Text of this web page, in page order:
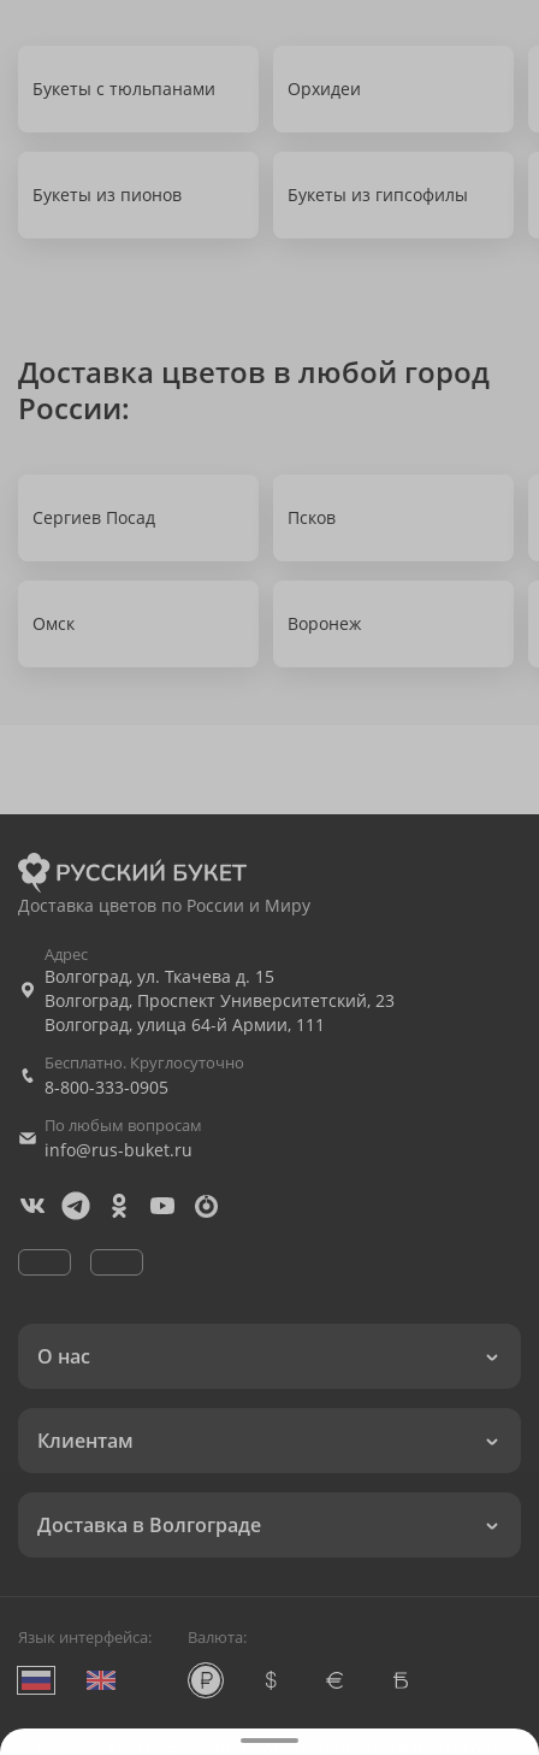
Букеты с тюльпанами Орхидеи
Букеты из пионов Букеты из гипсофилы
Доставка цветов в любой город
России:
Сергиев Посад Псков
Омск Воронеж
Доставка цветов по России и Миру
Адрес
Волгоград, ул. Ткачева д. 15
Волгоград, Проспект Университетский, 23
Волгоград, улица 64-й Армии, 111
Бесплатно. Круглосуточно
8-800-333-0905
По любым вопросам
info@rus-buket.ru
О нас
Клиентам
Доставка в Волгограде
Язык интерфейса: Валюта:
Служба круглосуточной доставки цветов в Волгограде